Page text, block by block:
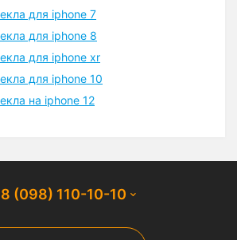
для iphone 7
для iphone 8
для iphone xr
для iphone 10
на iphone 12
(098) 110-10-10